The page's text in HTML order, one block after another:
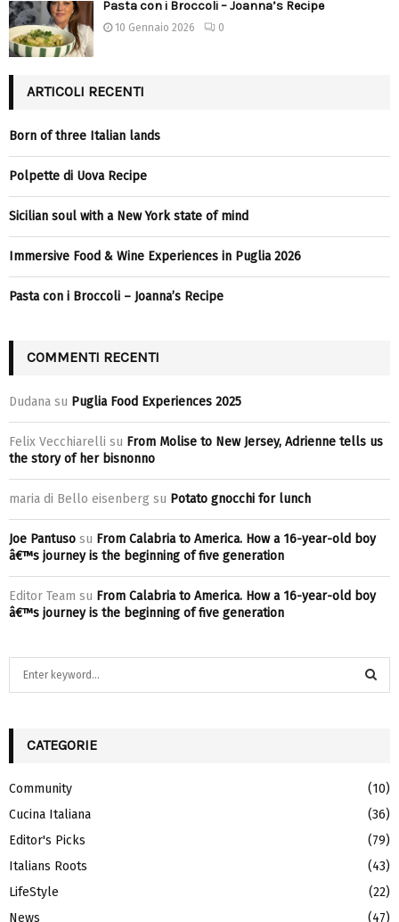
Pasta con i Broccoli – Joanna’s Recipe
10 Gennaio 2026 0
ARTICOLI RECENTI
Born of three Italian lands
Polpette di Uova Recipe
Sicilian soul with a New York state of mind
Immersive Food & Wine Experiences in Puglia 2026
Pasta con i Broccoli – Joanna’s Recipe
COMMENTI RECENTI
Dudana su Puglia Food Experiences 2025
Felix Vecchiarelli su From Molise to New Jersey, Adrienne tells us
the story of her bisnonno
maria di Bello eisenberg su Potato gnocchi for lunch
Joe Pantuso su From Calabria to America. How a 16-year-old boy
â€™s journey is the beginning of five generation
Editor Team su From Calabria to America. How a 16-year-old boy
â€™s journey is the beginning of five generation
h
o
r
:
A
R
H
CATEGORIE
Community
(10)
Cucina Italiana
(36)
Editor's Picks
(79)
Italians Roots
(43)
LifeStyle
(22)
News
(47)